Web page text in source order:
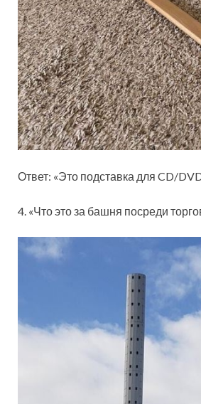
Ответ: «Это подставка для CD/
4. «Что это за башня посреди